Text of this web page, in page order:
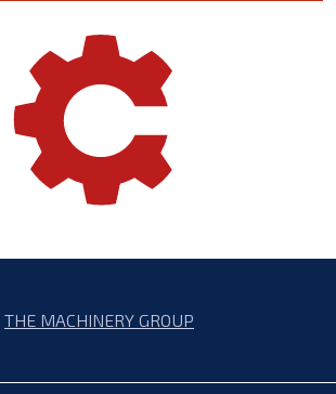
THE MACHINERY GROUP